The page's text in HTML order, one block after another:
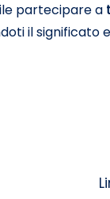
partecipare a
il significato